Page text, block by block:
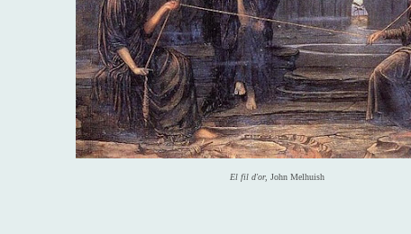
El fil d'or, John Melhuish